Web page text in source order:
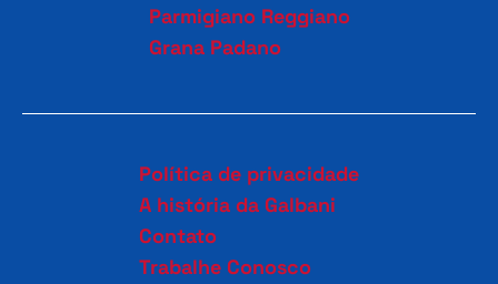
Parmigiano Reggiano
Grana Padano
Política de privacidade
A história da Galbani
Contato
Trabalhe Conosco